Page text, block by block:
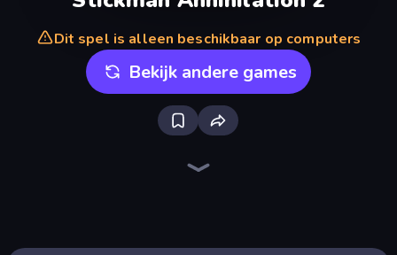
Dit spel is alleen beschikbaar op computers
Bekijk andere games